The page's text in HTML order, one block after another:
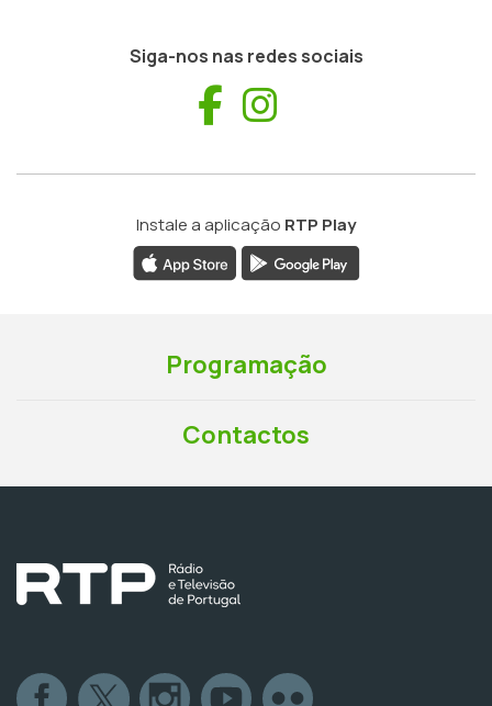
Siga-nos nas redes sociais
Facebook
Instale a aplicação RTP Play
Programação
Contactos